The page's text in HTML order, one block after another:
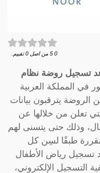
0
5 من اصل 0 تقييم.
تسجيل روضة نظام
في المملكة العربية
الروضة يترقبون بيانات
تعلن من خلالها عن
وذلك حتى يتسنى لهم
طبقًا لسِن كل
تسجيل رياض الأطفال
1445- 2024 وكيفية التسجيل الإلكتروني،